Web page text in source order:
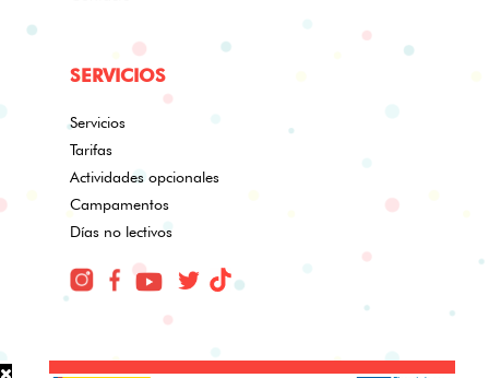
SERVICIOS
Servicios
Tarifas
Actividades opcionales
Campamentos
Días no lectivos